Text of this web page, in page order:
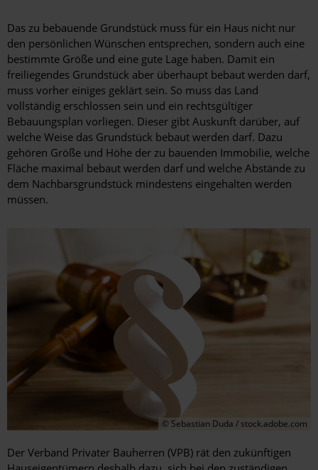
Das zu bebauende Grundstück muss für ein Haus nicht nur
den persönlichen Wünschen entsprechen, sondern auch eine
bestimmte Größe und eine gute Lage haben. Damit ein
freiliegendes Grundstück aber überhaupt bebaut werden darf,
muss vorher einiges geklärt sein. So muss das Land
vollständig erschlossen sein und ein rechtsgültiger
Bebauungsplan vorliegen. Dieser gibt Auskunft darüber, auf
welche Weise das Grundstück bebaut werden darf. Dazu
gehören Größe und Höhe der zu bauenden Immobilie, welche
Fläche maximal bebaut werden darf und welche Abstände zu
dem Nachbarsgrundstück mindestens eingehalten werden
müssen.
© Sebastian Duda / stock.adobe.com
Der Verband Privater Bauherren (VPB) rät den zukünftigen